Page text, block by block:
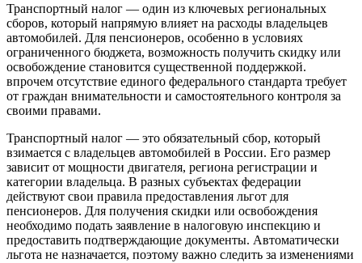
Транспортный налог — один из ключевых региональных
сборов, который напрямую влияет на расходы владельцев
автомобилей. Для пенсионеров, особенно в условиях
ограниченного бюджета, возможность получить скидку или
освобождение становится существенной поддержкой.
впрочем отсутствие единого федерального стандарта требует
от граждан внимательности и самостоятельного контроля за
своими правами.
Транспортный налог — это обязательный сбор, который
взимается с владельцев автомобилей в России. Его размер
зависит от мощности двигателя, региона регистрации и
категории владельца. В разных субъектах федерации
действуют свои правила предоставления льгот для
пенсионеров. Для получения скидки или освобождения
необходимо подать заявление в налоговую инспекцию и
предоставить подтверждающие документы. Автоматически
льгота не назначается, поэтому важно следить за изменениями